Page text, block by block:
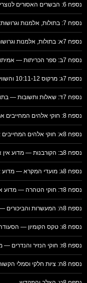
נספח 6: הבשרים האסורים לנוצרים
נספח 7: בתולות, אלמנות וגרושות: הנישואין שה׳ מקבל
נספח 7א: בתולות, אלמנות וגרושות: הנישואין שה׳ מקבל
נספח 7ב: ספר הכריתות — אמיתות ומיתוסים
נספח 7ג: מרקוס 10:11-12 והשוויון המדומה בניאוף
נספח 7ד: שאלות ותשובות — בתולות, אלמנות וגרושות
נספח 8: חוקי אלהים המחייבים את המקדש
נספח 8א: חוקי אלהים המחייבים את המקדש
נספח 8ב: הקורבנות — מדוע אין אפשרות לקיימם כיום
נספח 8ג: מועדי המקרא — מדוע אין אפשרות לקיים אף אחד מהם כיום
נספח 8ד: חוקי הטהרה — מדוע אין אפשרות לקיימם ללא המקדש
נספח 8ה: המעשרות והביכורים — מדוע אין אפשרות לקיימם כיום
נספח 8ו: טקס הקומיון — הסעודה האחרונה של ישוע הייתה פסח
נספח 8ז: חוקי הנזיר והנדרים — מדוע אין אפשרות לקיימם כיום
נספח 8ח: ציות חלקי וסמלי הקשור למקדש